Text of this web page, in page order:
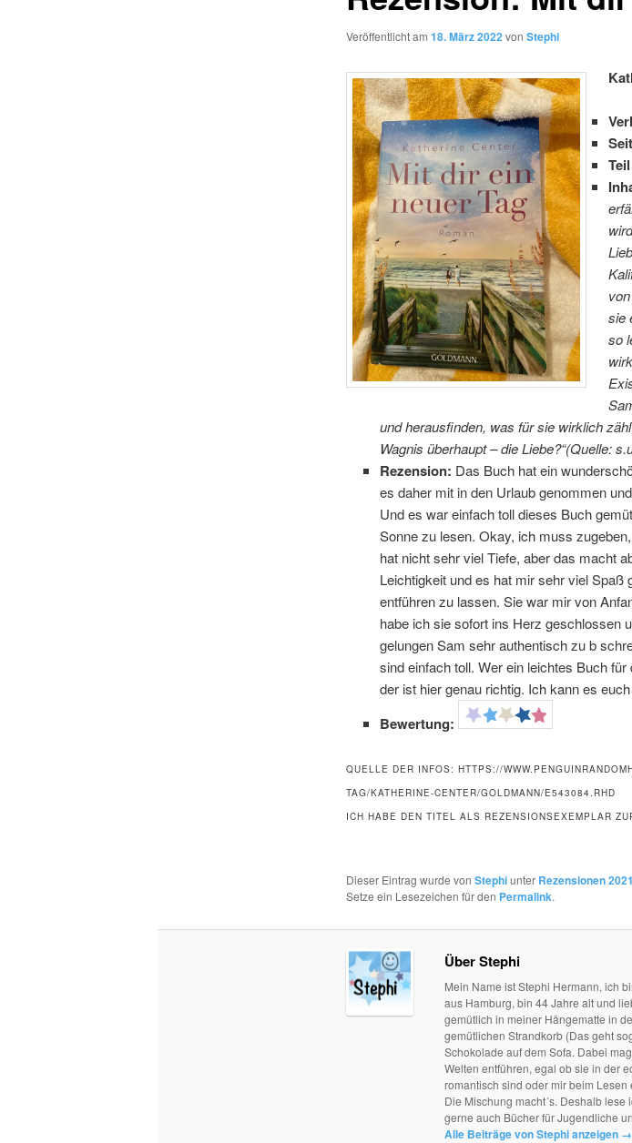
Veröffentlicht am 18. März 2022von Stephi
sie
so
und herausfinden, was für sie wirklich
Wagnis überhaupt – die Liebe?“(Quelle:
Rezension: Das Buch hat ein
es daher mit in den Urlaub genommen
Und es war einfach toll dieses Buch
Sonne zu lesen. Okay, ich muss
hat nicht sehr viel Tiefe, aber das macht
Leichtigkeit und es hat mir sehr viel
entführen zu lassen. Sie war mir von
habe ich sie sofort ins Herz geschlossen
gelungen Sam sehr authentisch zu b
sind einfach toll. Wer ein leichtes Buch
der ist hier genau richtig. Ich kann es
Bewertung:
QUELLE DER INFOS: HTTPS://
TAG/KATHERINE-CENTER/GOLDMANN/E543084.RHD
ICH HABE DEN TITEL ALS REZENSIONSEXEMPLAR
Dieser Eintrag wurde von Stephiunter Rezensionen 2021
Setze ein Lesezeichen für den Permalink.
Über Stephi
Mein Name ist Stephi Hermann, ich
aus Hamburg, bin 44 Jahre alt und
gemütlich in meiner Hängematte in
gemütlichen Strandkorb (Das geht
Schokolade auf dem Sofa. Dabei
Welten entführen, egal ob sie in der
romantisch sind oder mir beim
Die Mischung macht´s. Deshalb
gerne auch Bücher für Jugendliche
Alle Beiträge von Stephi anzeigen →